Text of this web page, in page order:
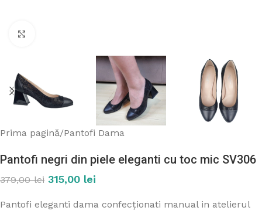
Prima pagină/Pantofi Dama
Pantofi negri din piele eleganti cu toc mic SV306
379,00lei 315,00 lei
Pantofi eleganti dama confecționati manual in atelierul